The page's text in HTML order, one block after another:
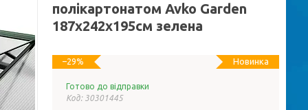
полікартонатом Avko Garden
187x242x195см зелена
Новинка
–29%
Готово до відправки
Код: 30301445